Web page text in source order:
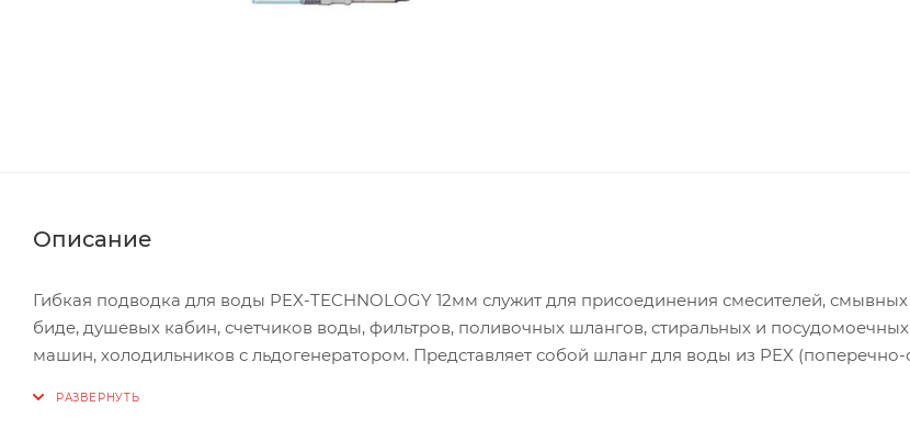
Описание
Гибкая подводка для воды PEX-TECHNOLOGY 12мм служит для присоединения смесителей, смывных
биде, душевых кабин, счетчиков воды, фильтров, поливочных шлангов, стиральных и
машин, холодильников с льдогенератором. Представляет собой шланг для воды из PEX